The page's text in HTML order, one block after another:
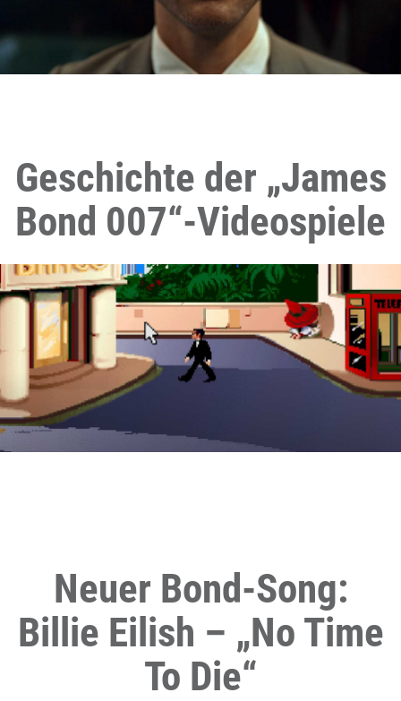
Geschichte der „James
Bond 007“-Videospiele
Neuer Bond-Song:
Billie Eilish – „No Time
To Die“